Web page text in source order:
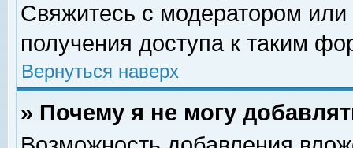
Свяжитесь с модератором
получения доступа к таким
Вернуться наверх
» Почему я не могу